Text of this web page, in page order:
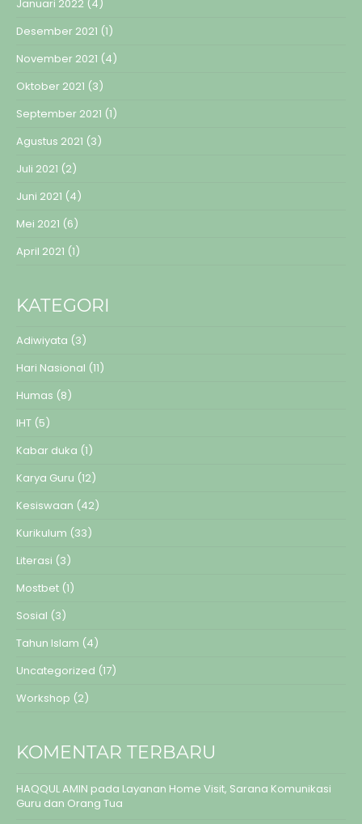
Januari 2022 (4)
Desember 2021 (1)
November 2021 (4)
Oktober 2021 (3)
September 2021 (1)
Agustus 2021 (3)
Juli 2021 (2)
Juni 2021 (4)
Mei 2021 (6)
April 2021 (1)
KATEGORI
Adiwiyata (3)
Hari Nasional (11)
Humas (8)
IHT (5)
Kabar duka (1)
Karya Guru (12)
Kesiswaan (42)
Kurikulum (33)
Literasi (3)
Mostbet (1)
Sosial (3)
Tahun Islam (4)
Uncategorized (17)
Workshop (2)
KOMENTAR TERBARU
HAQQUL AMIN pada Layanan Home Visit, Sarana Komunikasi
Guru dan Orang Tua